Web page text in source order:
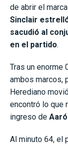
de abrir el
Sinclair
sacudió al
en el partido.
Tras un enorme
ambos marcos,
Herediano
encontró lo que
ingreso de
Al minuto 64, el